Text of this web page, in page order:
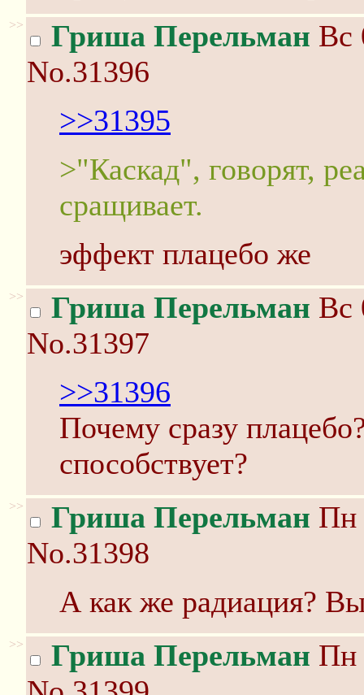
>> Гриша Перельман Вс
No.31396
>>31395
>"Каскад", говорят,
сращивает.
эффект плацебо же
>> Гриша Перельман Вс
No.31397
>>31396
Почему сразу
способствует?
>> Гриша Перельман Пн
No.31398
А как же радиация?
>> Гриша Перельман Пн